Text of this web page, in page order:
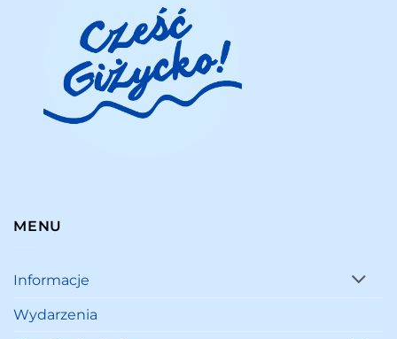
MENU
Informacje
Wydarzenia